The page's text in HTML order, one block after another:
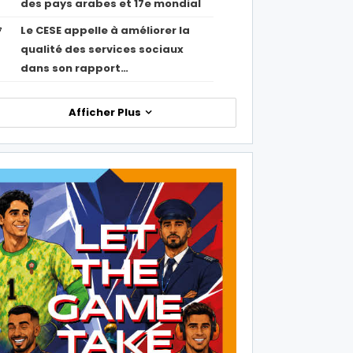
des pays arabes et 17e mondial
Le CESE appelle à améliorer la
qualité des services sociaux
dans son rapport…
Afficher Plus